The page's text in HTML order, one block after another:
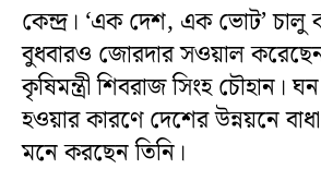
কেন্দ্র। ‘এক দেশ, এক ভোট’ চালু
বুধবারও জোরদার সওয়াল করেছেন
কৃষিমন্ত্রী শিবরাজ সিংহ চৌহান।
হওয়ার কারণে দেশের উন্নয়নে
মনে করছেন তিনি।